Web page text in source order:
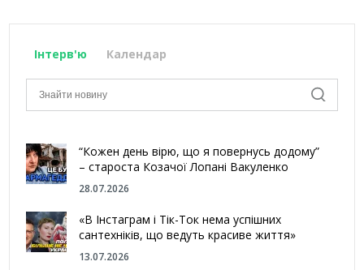
Інтерв'ю Календар
“Кожен день вірю, що я повернусь додому”
– староста Козачої Лопані Вакуленко
28.07.2026
«В Інстаграм і Тік-Ток нема успішних
сантехніків, що ведуть красиве життя»
13.07.2026